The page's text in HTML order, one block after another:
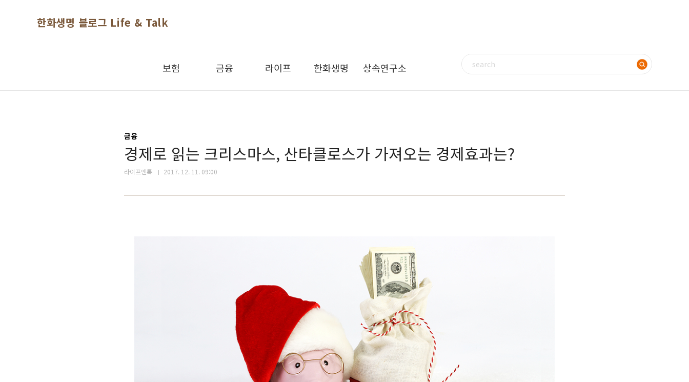
한화생명 블로그 Life & Talk
보험 금융 라이프 한화생명 상속연구소
금융
경제로 읽는 크리스마스, 산타클로스가 가져오는 경제효과는?
라이프앤톡 2017. 12. 11. 09:00